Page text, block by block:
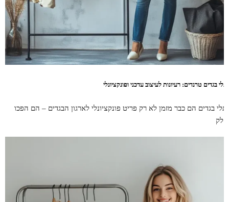
בגדים טרנדים: רעיונות לעיצוב עדכני ופונקציונלי
בגדים הם כבר מזמן לא רק פריט פונקציונלי לארגון הבגדים – הם הפכו